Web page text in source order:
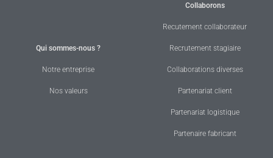
Qui sommes-nous ?
Notre entreprise
Nos valeurs
Collaborons
Recutement collaborateur
Recrutement stagiaire
Collaborations diverses
Partenariat client
Partenariat logistique
Partenaire fabricant